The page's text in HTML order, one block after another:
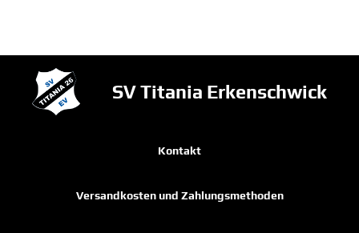
SV Titania Erkenschwick
Kontakt
Versandkosten und Zahlungsmethoden